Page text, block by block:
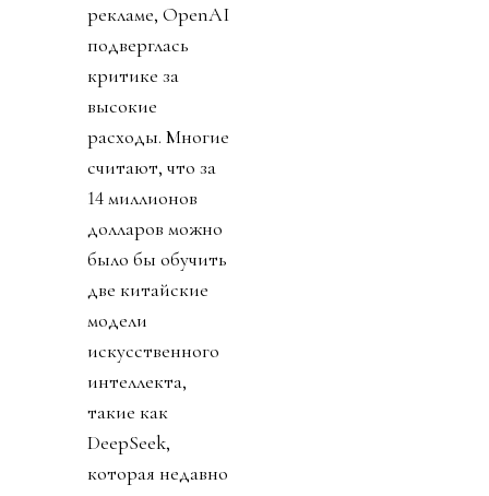
рекламе, OpenAI
подверглась
критике за
высокие
расходы. Многие
считают, что за
14 миллионов
долларов можно
было бы обучить
две китайские
модели
искусственного
интеллекта,
такие как
DeepSeek,
которая недавно